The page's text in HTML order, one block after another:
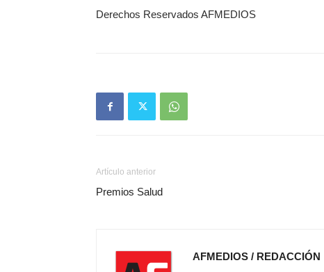
Derechos Reservados AFMEDIOS
Artículo anterior
Premios Salud
AFMEDIOS / REDACCIÓN